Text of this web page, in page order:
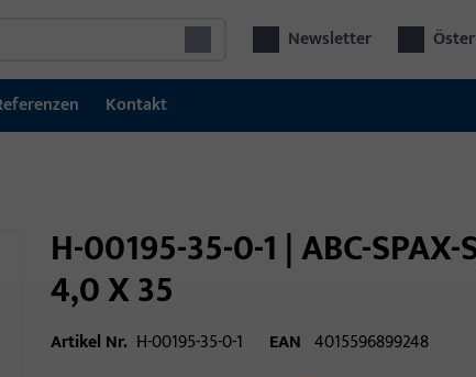
Newsletter
Kontakt
H-00195-35-0-1 | ABC-SPAX-
4,0 X 35
Artikel Nr. H-00195-35-0-1 EAN 4015596899248